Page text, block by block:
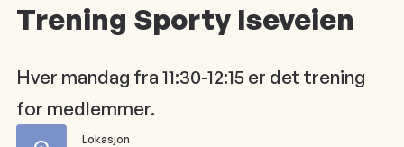
Trening Sporty Iseveien
Hver mandag fra 11:30-12:15 er det trening
for medlemmer.
Lokasjon